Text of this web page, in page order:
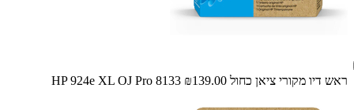
ראש דיו מקורי ציאן כחול HP 924e XL OJ Pro 8133 ₪139.00